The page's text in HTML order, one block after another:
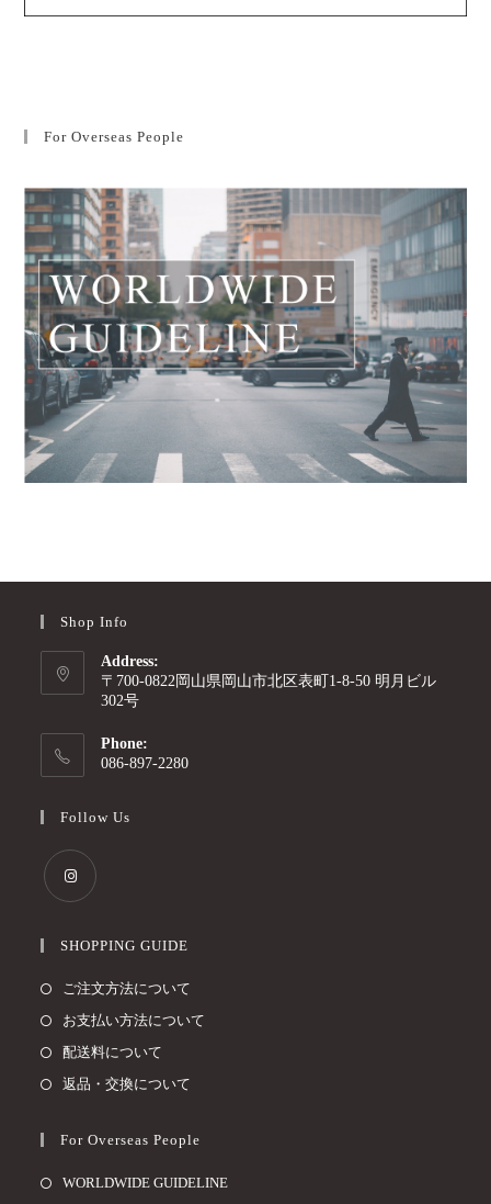
For Overseas People
Shop Info
Address:
〒700-0822岡山県岡山市北区表町1-8-50 明月ビル
302号
Phone:
086-897-2280
Follow Us
SHOPPING GUIDE
ご注文方法について
お支払い方法について
配送料について
返品・交換について
For Overseas People
WORLDWIDE GUIDELINE